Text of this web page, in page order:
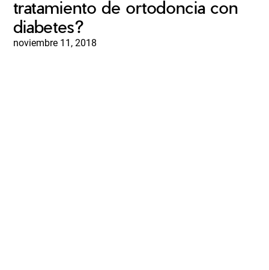
tratamiento de ortodoncia con
diabetes?
noviembre 11, 2018